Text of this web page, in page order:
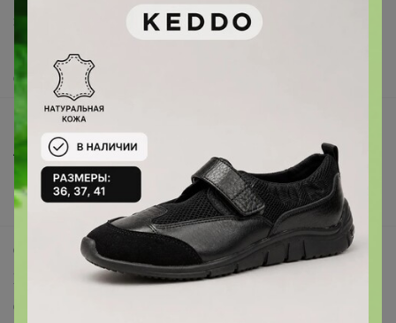
Защита покупателя
Помощь
О нас
Все предложения
Анонсы
Новости
Поддержка альпак
Самое выгодное
Хиты продаж
Самое желанное